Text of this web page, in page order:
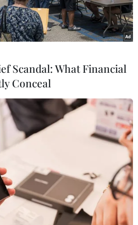
(Nguồn: moneycontrol.com)
sát của chi nhánh Phòng
tại Thượng Hải, gần
Mỹ ở Trung Quốc cho
phạm vi toàn cầu của họ
dịch bệnh viêm đường hô
Scandal: What Financial
Conceal